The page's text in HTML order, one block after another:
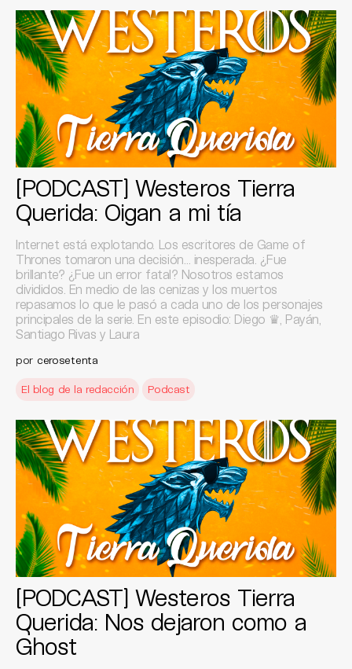
[PODCAST] Westeros Tierra
Querida: Oigan a mi tía
Internet está explotando. Los escritores de Game of
Thrones tomaron una decisión… inesperada. ¿Fue
brillante? ¿Fue un error fatal? Nosotros estamos
divididos. En medio de las cenizas y los muertos
repasamos lo que le pasó a cada uno de los personajes
principales de la serie. En este episodio: Diego ♛, Payán,
Santiago Rivas y Laura
por cerosetenta
El blog de la redacción Podcast
[PODCAST] Westeros Tierra
Querida: Nos dejaron como a
Ghost